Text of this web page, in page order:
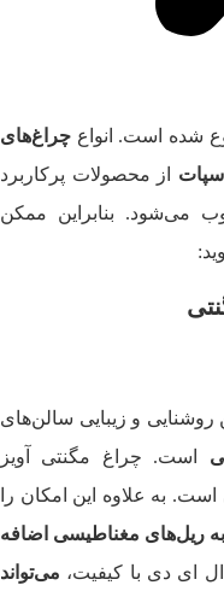
شده است. انواع چراغ‌های
از محصولات پرکاربرد
می‌شود. بنابراین ممکن
روشنایی و زیبایی سالن‌های
است. چراغ مگنتی آویز
به علاوه این امکان را
به ریل‌های مغناطیسی اضافه
ای دی با کیفیت، می‌تواند